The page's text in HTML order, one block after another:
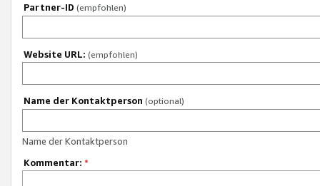
Partner-ID (empfohlen)
Website URL: (empfohlen)
Name der Kontaktperson (optional)
Name der Kontaktperson
Kommentar: *